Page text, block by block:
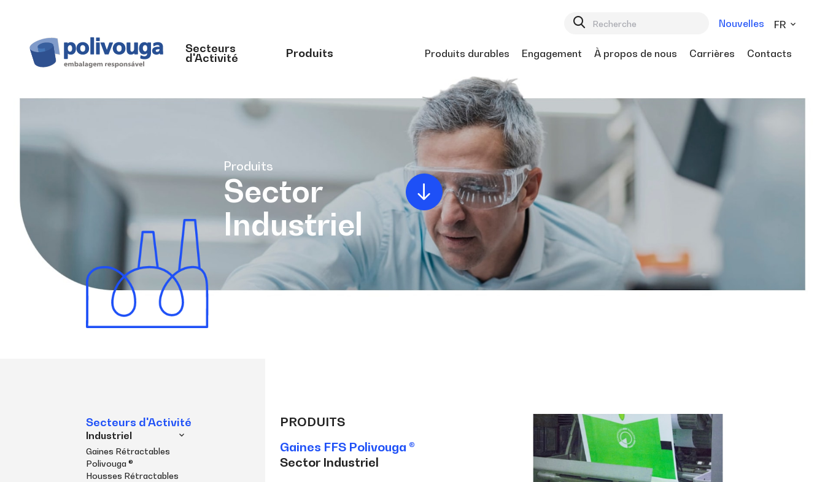
Nouvelles FR
Secteurs
d'Activité Produits Produits durables Engagement À propos de nous Carrières Contacts
Produits
Sector
Industriel
Secteurs d'Activité
Industriel
Gaines Rétractables
Polivouga ®
Housses Rétractables
PRODUITS
Gaines FFS Polivouga ®
Sector Industriel